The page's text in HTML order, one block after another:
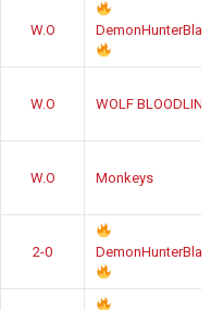
W.O DemonHunterBlack
W.O WOLF BLOODLINE
W.O Monkeys
2-0 DemonHunterBlack